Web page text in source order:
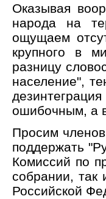
Оказывая
народа на
ощущаем
крупного в
разницу
население",
ошибочным, а
Просим
поддержать
Комиссий по
собрании, так
Российской